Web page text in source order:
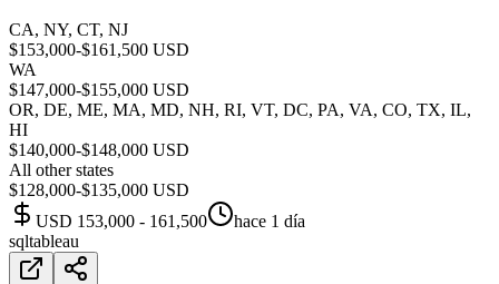
CA, NY, CT, NJ
$153,000-$161,500 USD
WA
$147,000-$155,000 USD
OR, DE, ME, MA, MD, NH, RI, VT, DC, PA, VA, CO, TX, IL,
HI
$140,000-$148,000 USD
All other states
$128,000-$135,000 USD
USD 153,000 - 161,500
hace 1 día
sqltableau